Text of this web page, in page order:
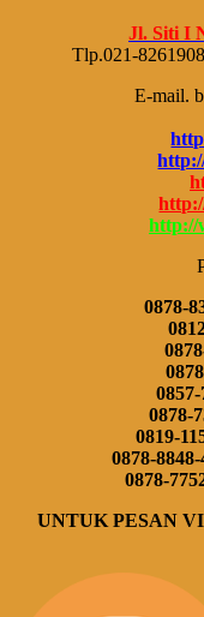
Jl. Siti I
Tlp.021-
E-mail.
http://
0878-
0878-
0819-
0878-
0878-
UNTUK PESAN